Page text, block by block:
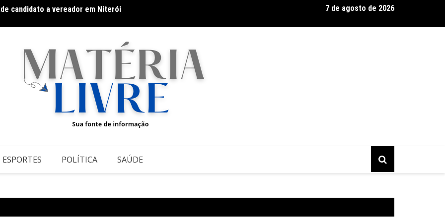
e no CEU Shopping Park Hot Wheels Monster Trucks Live™ confirma Belo Horizonte na turnê
7 de agosto de 2026
ESPORTES POLÍTICA SAÚDE